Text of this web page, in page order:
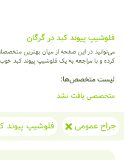
فلوشیپ پیوند کبد در گرگان
می‌توانید در این صفحه از میان بهترین
کرده و با مراجعه به یک فلوشیپ پیوند کبد
لیست متخصص‌ها:
متخصصی یافت نشد
جراح عمومی فلوشیپ پیوند